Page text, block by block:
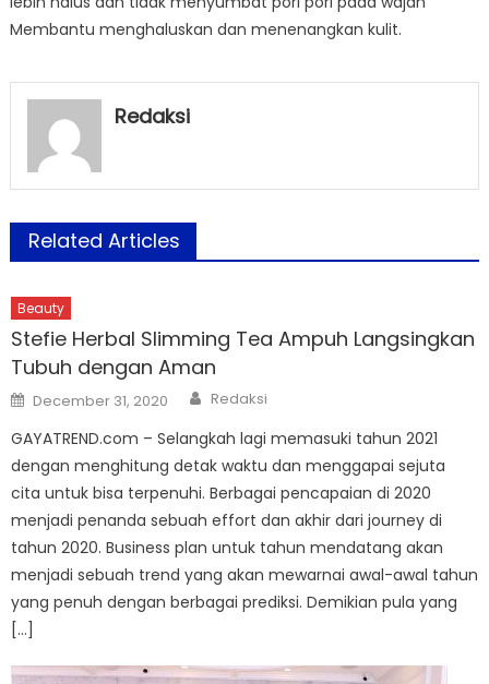
Membantu menghaluskan dan menenangkan kulit.
Redaksi
Related Articles
Beauty
Stefie Herbal Slimming Tea Ampuh Langsingkan
Tubuh dengan Aman
Posted
on
December 31, 2020 Author
Redaksi
GAYATREND.com – Selangkah lagi memasuki tahun 2021
dengan menghitung detak waktu dan menggapai sejuta
cita untuk bisa terpenuhi. Berbagai pencapaian di 2020
menjadi penanda sebuah effort dan akhir dari journey di
tahun 2020. Business plan untuk tahun mendatang akan
menjadi sebuah trend yang akan mewarnai awal-awal tahun
yang penuh dengan berbagai prediksi. Demikian pula yang
[…]